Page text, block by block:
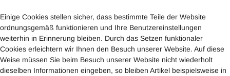
Einige Cookies stellen sicher, dass bestimmte Teile der Website
ordnungsgemäß funktionieren und Ihre Benutzereinstellungen
weiterhin in Erinnerung bleiben. Durch das Setzen funktionaler
Cookies erleichtern wir Ihnen den Besuch unserer Website. Auf diese
Weise müssen Sie beim Besuch unserer Website nicht wiederholt
dieselben Informationen eingeben, so bleiben Artikel beispielsweise in